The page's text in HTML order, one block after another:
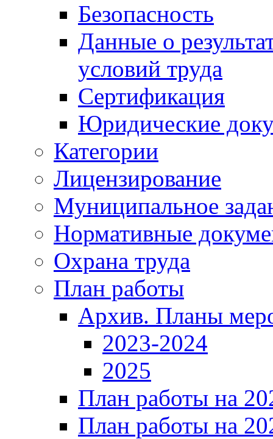
Безопасность
Данные о
условий труда
Сертификация
Юридические
Категории
Лицензирование
Муниципальное
Нормативные
Охрана труда
План работы
Архив. Планы
2023-2024
2025
План работы на
План работы на